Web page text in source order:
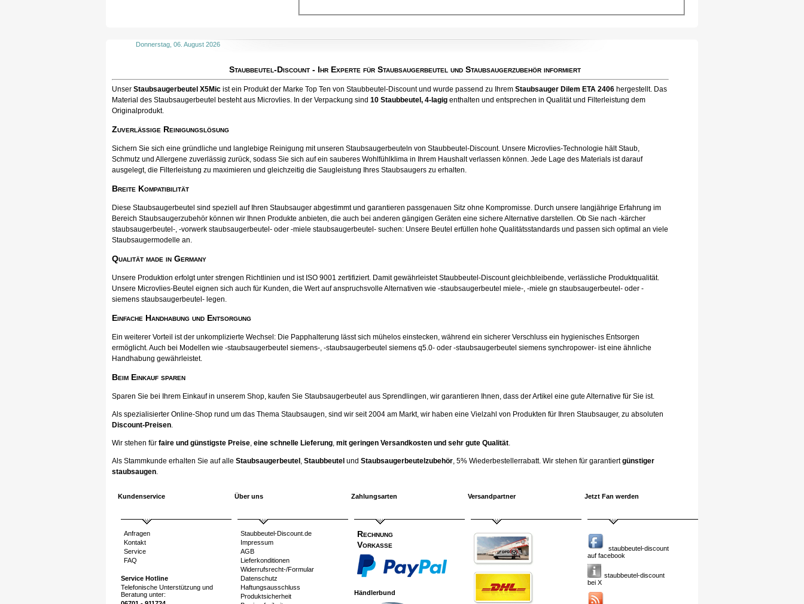
Donnerstag, 06. August 2026
Staubbeutel-Discount - Ihr Experte für Staubsaugerbeutel und Staubsaugerzubehör informiert
Unser Staubsaugerbeutel X5Mic ist ein Produkt der Marke Top Ten von Staubbeutel-Discount und wurde passend zu Ihrem Staubsauger Dilem ETA 2406 hergestellt. Das
Material des Staubsaugerbeutel besteht aus Microvlies. In der Verpackung sind 10 Staubbeutel, 4-lagig enthalten und entsprechen in Qualität und Filterleistung dem
Originalprodukt.
Zuverlässige Reinigungslösung
Sichern Sie sich eine gründliche und langlebige Reinigung mit unseren Staubsaugerbeuteln von Staubbeutel-Discount. Unsere Microvlies-Technologie hält Staub,
Schmutz und Allergene zuverlässig zurück, sodass Sie sich auf ein sauberes Wohlfühlklima in Ihrem Haushalt verlassen können. Jede Lage des Materials ist darauf
ausgelegt, die Filterleistung zu maximieren und gleichzeitig die Saugleistung Ihres Staubsaugers zu erhalten.
Breite Kompatibilität
Diese Staubsaugerbeutel sind speziell auf Ihren Staubsauger abgestimmt und garantieren passgenauen Sitz ohne Kompromisse. Durch unsere langjährige Erfahrung im
Bereich Staubsaugerzubehör können wir Ihnen Produkte anbieten, die auch bei anderen gängigen Geräten eine sichere Alternative darstellen. Ob Sie nach -kärcher
staubsaugerbeutel-, -vorwerk staubsaugerbeutel- oder -miele staubsaugerbeutel- suchen: Unsere Beutel erfüllen hohe Qualitätsstandards und passen sich optimal an viele
Staubsaugermodelle an.
Qualität made in Germany
Unsere Produktion erfolgt unter strengen Richtlinien und ist ISO 9001 zertifiziert. Damit gewährleistet Staubbeutel-Discount gleichbleibende, verlässliche Produktqualität.
Unsere Microvlies-Beutel eignen sich auch für Kunden, die Wert auf anspruchsvolle Alternativen wie -staubsaugerbeutel miele-, -miele gn staubsaugerbeutel- oder -
siemens staubsaugerbeutel- legen.
Einfache Handhabung und Entsorgung
Ein weiterer Vorteil ist der unkomplizierte Wechsel: Die Papphalterung lässt sich mühelos einstecken, während ein sicherer Verschluss ein hygienisches Entsorgen
ermöglicht. Auch bei Modellen wie -staubsaugerbeutel siemens-, -staubsaugerbeutel siemens q5.0- oder -staubsaugerbeutel siemens synchropower- ist eine ähnliche
Handhabung gewährleistet.
Beim Einkauf sparen
Sparen Sie bei Ihrem Einkauf in unserem Shop, kaufen Sie Staubsaugerbeutel aus Sprendlingen, wir garantieren Ihnen, dass der Artikel eine gute Alternative für Sie ist.
Als spezialisierter Online-Shop rund um das Thema Staubsaugen, sind wir seit 2004 am Markt, wir haben eine Vielzahl von Produkten für Ihren Staubsauger, zu absoluten
Discount-Preisen.
Wir stehen für faire und günstigste Preise, eine schnelle Lieferung, mit geringen Versandkosten und sehr gute Qualität.
Als Stammkunde erhalten Sie auf alle Staubsaugerbeutel, Staubbeutel und Staubsaugerbeutelzubehör, 5% Wiederbestellerrabatt. Wir stehen für garantiertgünstiger
staubsaugen.
Kundenservice
Anfragen
Kontakt
Service
FAQ
Service Hotline
Telefonische Unterstützung und
Beratung unter:
Über uns
Staubbeutel-Discount.de
Impressum
AGB
Lieferkonditionen
Widerrufsrecht-/Formular
Datenschutz
Haftungsausschluss
Produktsicherheit
Zahlungsarten
Rechnung
Vorkasse
Händlerbund
Versandpartner Jetzt Fan werden
staubbeutel-discount
auf facebook
staubbeutel-discount
bei X